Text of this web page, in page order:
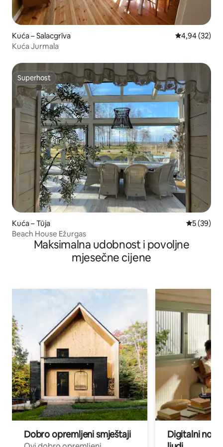
Kuća – Salacgrīva Prosječna
4,94 (32)
Kuća Jurmala
Superhost
Superhost
Kuća – Tūja Prosječna
5 (39)
Beach House Ežurgas
Maksimalna udobnost i povoljne
mjesečne cijene
Dobro opremljeni smještaji
Digitalni